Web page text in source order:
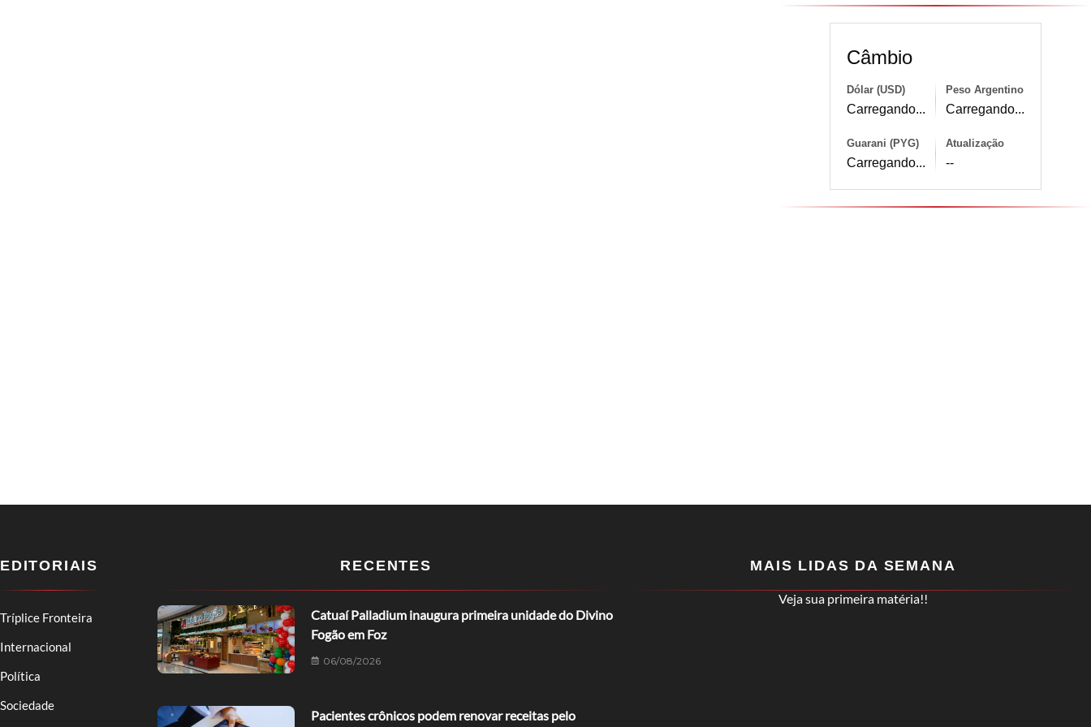
Câmbio
Dólar (USD)
Carregando...
Peso Argentino
Carregando...
Guarani (PYG)
Carregando...
Atualização
--
EDITORIAIS
Tríplice Fronteira
Internacional
Política
Sociedade
RECENTES
Catuaí Palladium inaugura primeira unidade do Divino
Fogão em Foz
06/08/2026
Pacientes crônicos podem renovar receitas pelo
MAIS LIDAS DA SEMANA
Veja sua primeira matéria!!